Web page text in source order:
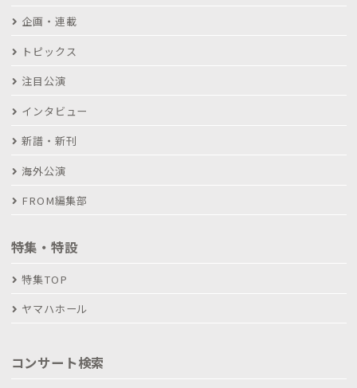
企画・連載
トピックス
注目公演
インタビュー
新譜・新刊
海外公演
FROM編集部
特集・特設
特集TOP
ヤマハホール
コンサート検索